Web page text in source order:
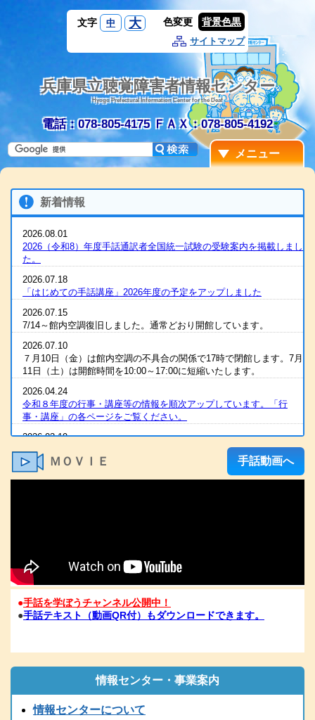
文字 中 大 色変更 背景色黒
サイトマップ
兵庫県立聴覚障害者情報センター
Hyogo Prefectural Information Center for the Deaf
電話：078-805-4175 ＦＡＸ：078-805-4192
メニュー
新着情報
2026.08.01
2026（令和8）年度手話通訳者全国統一試験の受験案内を掲載しまし
た。
2026.07.18
「はじめての手話講座」2026年度の予定をアップしました
2026.07.15
7/14～館内空調復旧しました。通常どおり開館しています。
2026.07.10
７月10日（金）は館内空調の不具合の関係で17時で閉館します。7月
11日（土）は開館時間を10:00～17:00に短縮いたします。
2026.04.24
令和８年度の行事・講座等の情報を順次アップしています。「行
事・講座」の各ページをご覧ください。
2026.03.19
2025（令和7）年度 全国統一要約筆記者認定試験 合格発表
2026.03.07
R８年度の手話通訳者養成講座・要約筆記者養成講座の案内をアップ
2026.03.03
2025（令和7）年度手話通訳者全国統一試験合格発表
2026.01.06
1/6（火）11：00時点 電話が復旧いたしました。FAXも、電話開通
の時点から、受信が可能となっております。ご心配な方は、FAXを
2026.01.06
1/6（火）9：00時点 現在、電話の使用ができません。御用の方
は、兵庫県こどものきこえ相談センター（T/078-600-0556）に、ご
2025.12.26
ＭＯＶＩＥ 手話動画へ
●手話を学ぼうチャンネル公開中！
●手話テキスト（動画QR付）もダウンロードできます。
情報センター・事業案内
情報センターについて